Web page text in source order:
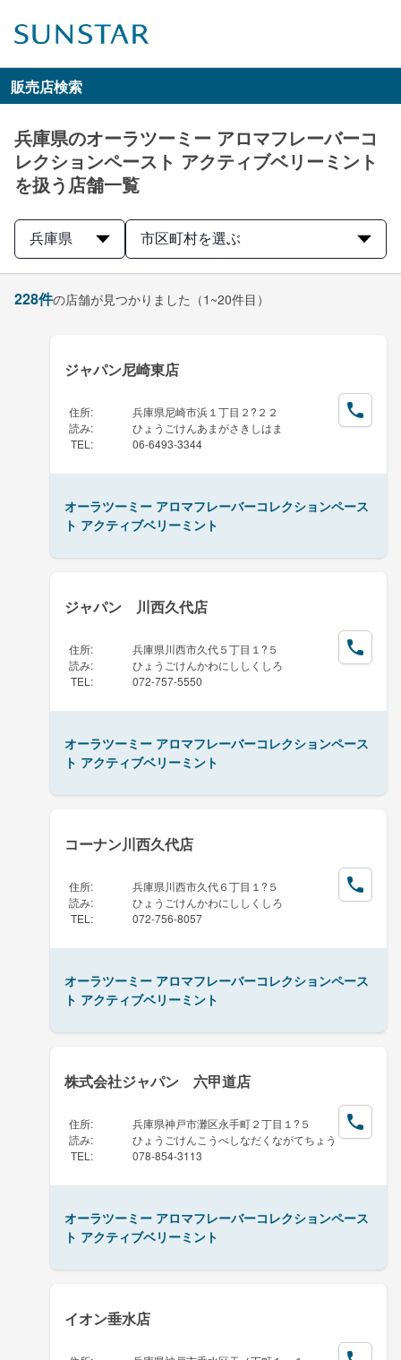
販売店検索
兵庫県のオーラツーミー アロマフレーバーコ
レクションペースト アクティブベリーミント
を扱う店舗一覧
兵庫県 市区町村を選ぶ
228件の店舗が見つかりました （1~20件目）
ジャパン尼崎東店
住所:
兵庫県尼崎市浜１丁目２?２２
読み:
ひょうごけんあまがさきしはま
TEL : 06-6493-3344
オーラツーミー アロマフレーバーコレクションペース
ト アクティブベリーミント
ジャパン 川西久代店
住所:
兵庫県川西市久代５丁目１?５
読み:
ひょうごけんかわにししくしろ
TEL : 072-757-5550
オーラツーミー アロマフレーバーコレクションペース
ト アクティブベリーミント
コーナン川西久代店
住所:
兵庫県川西市久代６丁目１?５
読み:
ひょうごけんかわにししくしろ
TEL : 072-756-8057
オーラツーミー アロマフレーバーコレクションペース
ト アクティブベリーミント
株式会社ジャパン 六甲道店
住所:
兵庫県神戸市灘区永手町２丁目１?５
読み:
ひょうごけんこうべしなだくながてちょう
TEL : 078-854-3113
オーラツーミー アロマフレーバーコレクションペース
ト アクティブベリーミント
イオン垂水店